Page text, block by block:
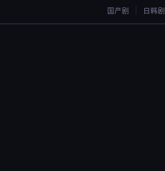
国产剧 日韩剧